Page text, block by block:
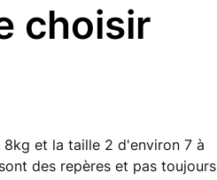
choisir
8kg et la taille 2 d'environ 7 à
des repères et pas toujours